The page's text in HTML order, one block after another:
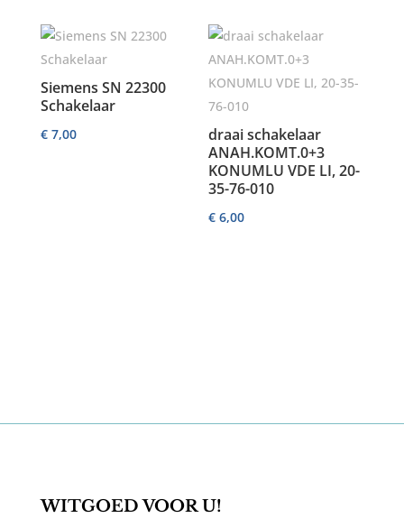
Siemens SN 22300
Schakelaar
€7,00
draai schakelaar
ANAH.KOMT.0+3
KONUMLU VDE LI, 20-
35-76-010
€ 6,00
WITGOED VOOR U!